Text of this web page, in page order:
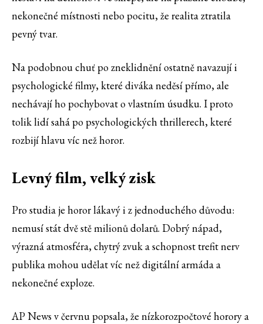
nekonečné místnosti nebo pocitu, že realita ztratila
pevný tvar.
Na podobnou chuť po zneklidnění ostatně navazují i
psychologické filmy, které diváka neděsí přímo, ale
nechávají ho pochybovat o vlastním úsudku. I proto
tolik lidí sahá po psychologických thrillerech, které
rozbijí hlavu víc než horor⁠.
Levný film, velký zisk
Pro studia je horor lákavý i z jednoduchého důvodu:
nemusí stát dvě stě milionů dolarů. Dobrý nápad,
výrazná atmosféra, chytrý zvuk a schopnost trefit nerv
publika mohou udělat víc než digitální armáda a
nekonečné exploze.
AP News v červnu popsala, že nízkorozpočtové horory a